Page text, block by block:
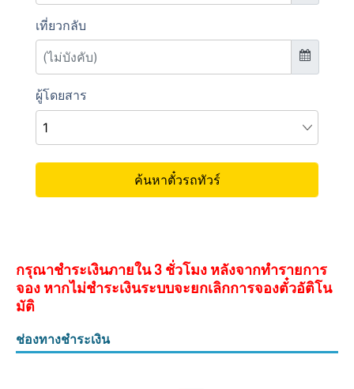
กรุณาชำระเงินภายใน 3 ชั่วโมง หลังจากทำรายการ
จอง หากไม่ชำระเงินระบบจะยกเลิกการจองตั๋วอัติโน
มัติ
ช่องทางชำระเงิน